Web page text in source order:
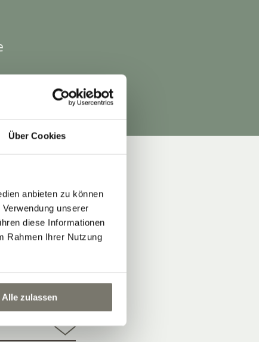
Über Cookies
anbieten zu können
unserer
diese Informationen
Rahmen Ihrer Nutzung
Alle zulassen